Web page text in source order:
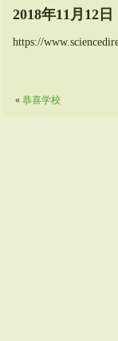
2018年11月12
https://
« 恭喜学校